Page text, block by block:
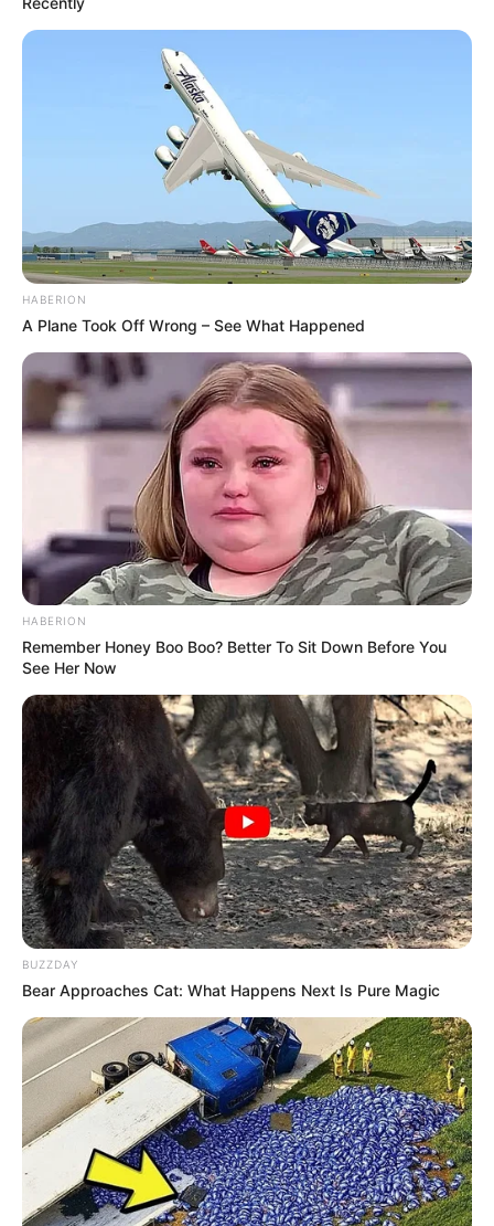
Como Fazer Colar Usando Biscuit
Como Fazer Decoupage em Vidro
HABERION
A Plane Took Off Wrong – See What Happened
HABERION
Remember Honey Boo Boo? Better To Sit Down Before You
See Her Now
BUZZDAY
Bear Approaches Cat: What Happens Next Is Pure Magic